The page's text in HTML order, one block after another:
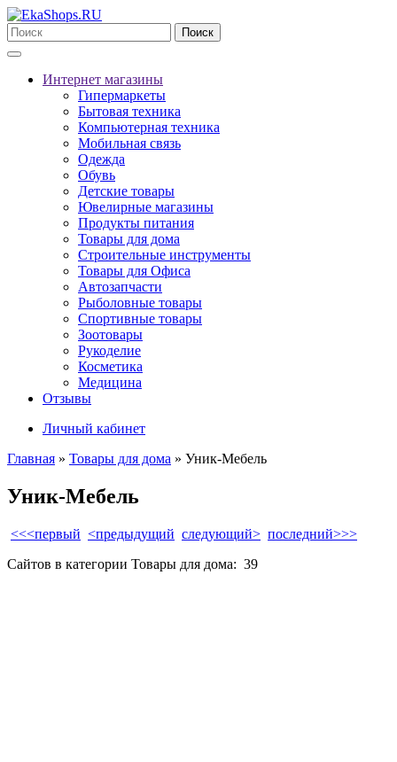
Поиск
Интернет магазины
Гипермаркеты
Бытовая техника
Компьютерная техника
Мобильная связь
Одежда
Обувь
Детские товары
Ювелирные магазины
Продукты питания
Товары для дома
Строительные инструменты
Товары для Офиса
Автозапчасти
Рыболовные товары
Спортивные товары
Зоотовары
Рукоделие
Косметика
Медицина
Отзывы
Личный кабинет
Главная » Товары для дома » Уник-Мебель
Уник-Мебель
<<<первый <предыдущий следующий> последний>>>
Сайтов в категории Товары для дома: 39